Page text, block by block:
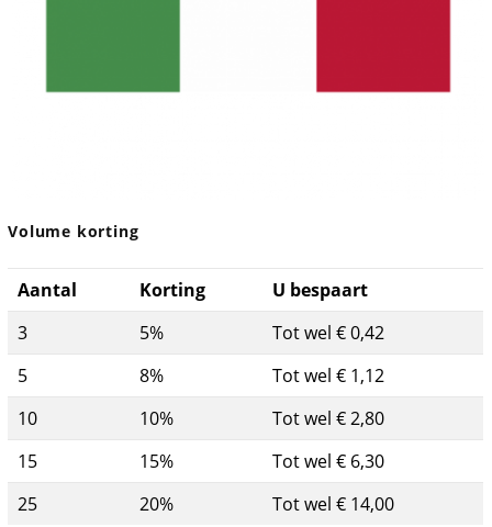
Volume korting
Aantal Korting
U bespaart
3
5%
Tot wel € 0,42
5
8%
Tot wel € 1,12
10
10%
Tot wel € 2,80
15
15%
Tot wel € 6,30
25
20% Tot wel € 14,00